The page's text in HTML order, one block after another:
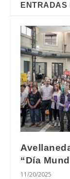
ENTRADAS
“Día
11/20/2025